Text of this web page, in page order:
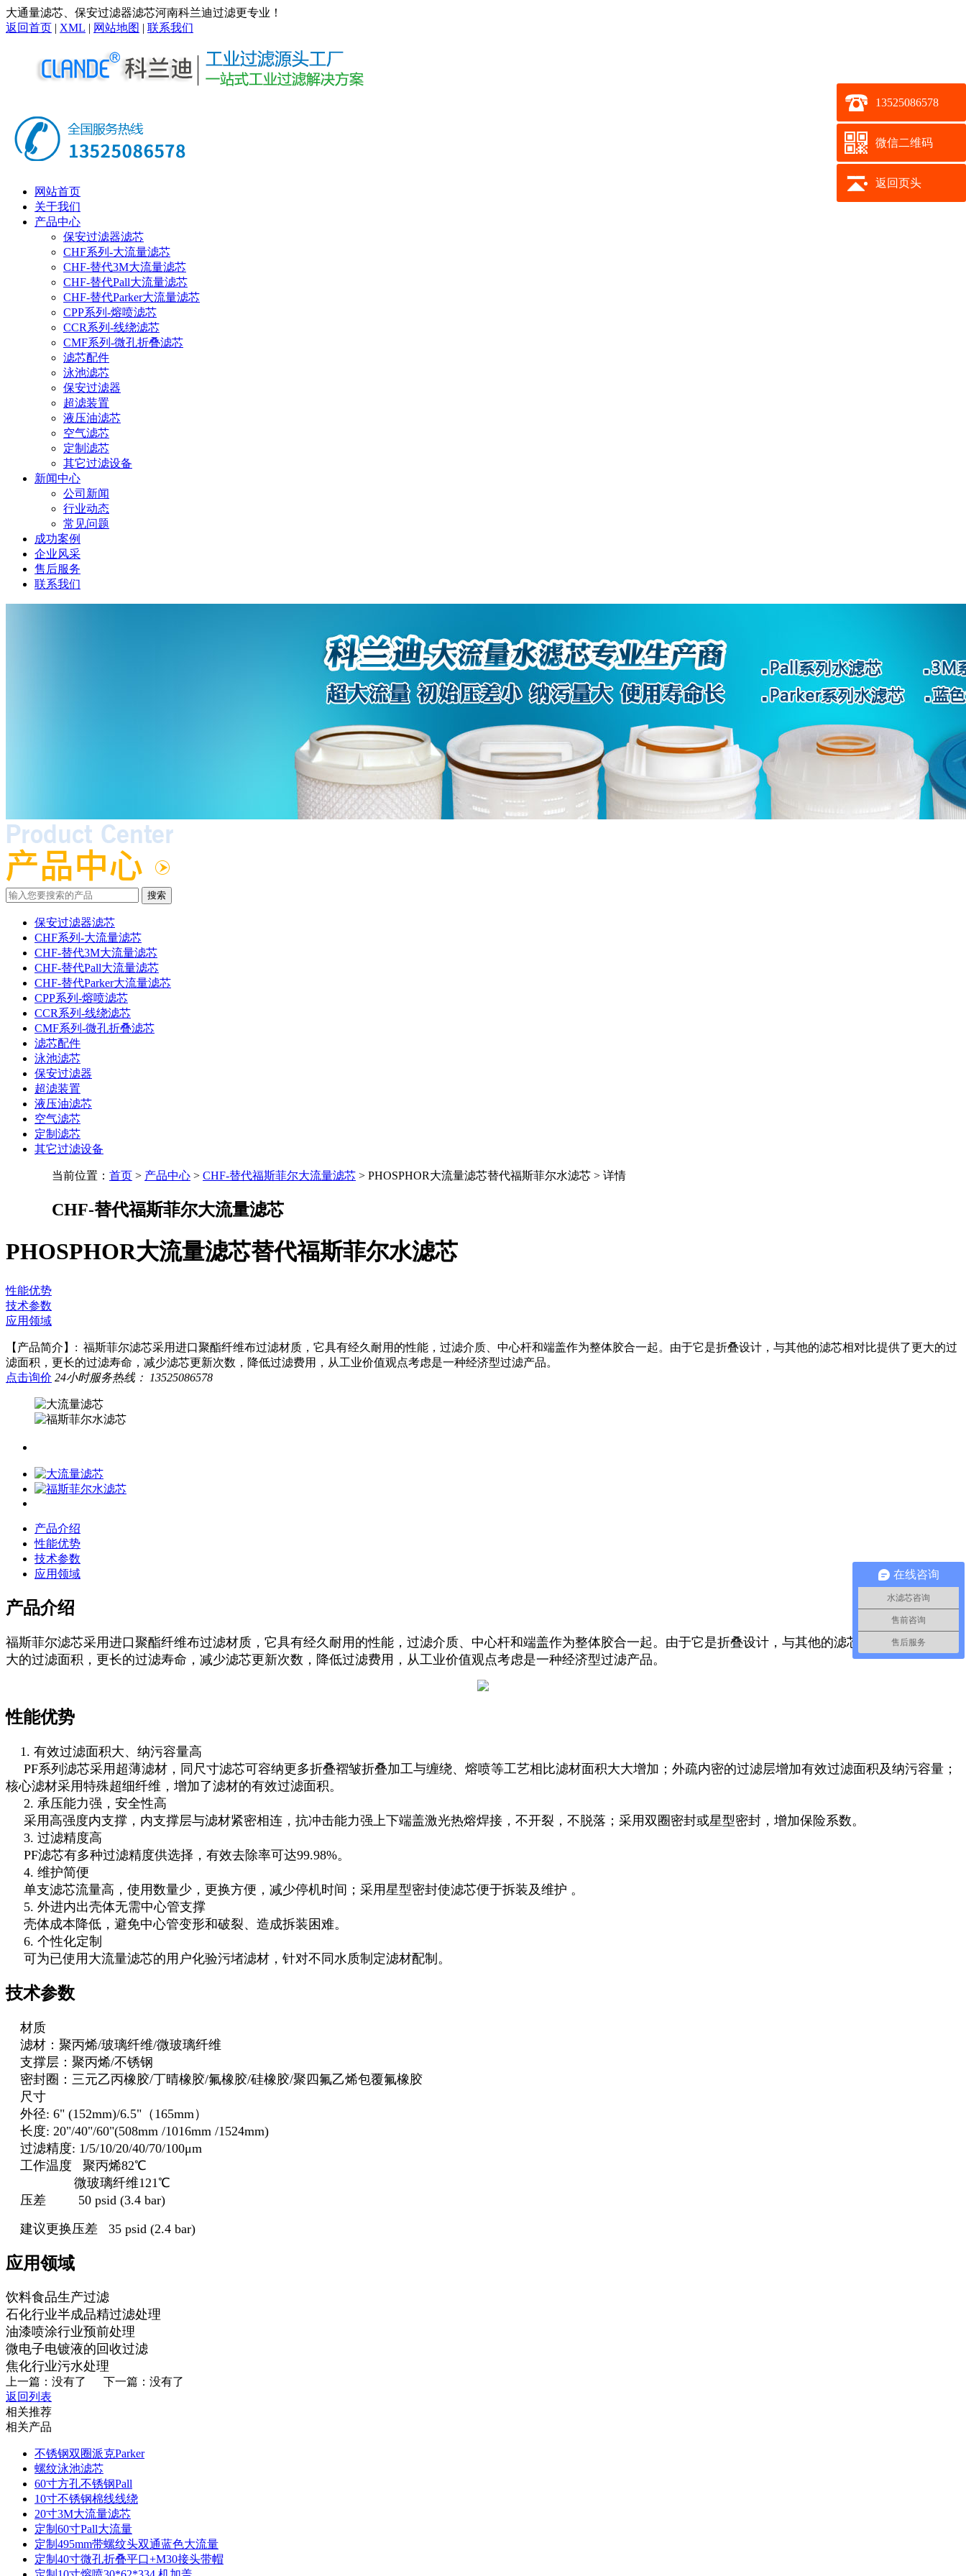
大通量滤芯、保安过滤器滤芯河南科兰迪过滤更专业！
返回首页 | XML | 网站地图 | 联系我们
网站首页
关于我们
产品中心
保安过滤器滤芯
CHF系列-大流量滤芯
CHF-替代3M大流量滤芯
CHF-替代Pall大流量滤芯
CHF-替代Parker大流量滤芯
CPP系列-熔喷滤芯
CCR系列-线绕滤芯
CMF系列-微孔折叠滤芯
滤芯配件
泳池滤芯
保安过滤器
超滤装置
液压油滤芯
空气滤芯
定制滤芯
其它过滤设备
新闻中心
公司新闻
行业动态
常见问题
成功案例
企业风采
售后服务
联系我们
保安过滤器滤芯
CHF系列-大流量滤芯
CHF-替代3M大流量滤芯
CHF-替代Pall大流量滤芯
CHF-替代Parker大流量滤芯
CPP系列-熔喷滤芯
CCR系列-线绕滤芯
CMF系列-微孔折叠滤芯
滤芯配件
泳池滤芯
保安过滤器
超滤装置
液压油滤芯
空气滤芯
定制滤芯
其它过滤设备
当前位置： 首页 > 产品中心 > CHF-替代福斯菲尔大流量滤芯 > PHOSPHOR大流量滤芯替代福斯菲尔水滤芯 > 详情
CHF-替代福斯菲尔大流量滤芯
PHOSPHOR大流量滤芯替代福斯菲尔水滤芯
性能优势
技术参数
应用领域
【产品简介】: 福斯菲尔滤芯采用进口聚酯纤维布过滤材质，它具有经久耐用的性能，过滤介质、中心杆和端盖作为整体胶合一起。由于它是折叠设计，与其他的滤芯相对比提供了更大的过
滤面积，更长的过滤寿命，减少滤芯更新次数，降低过滤费用，从工业价值观点考虑是一种经济型过滤产品。
点击询价 24小时服务热线： 13525086578
产品介绍
性能优势
技术参数
应用领域
产品介绍
福斯菲尔滤芯采用进口聚酯纤维布过滤材质，它具有经久耐用的性能，过滤介质、中心杆和端盖作为整体胶合一起。由于它是折叠设计，与其他的滤芯相对比提供了更
大的过滤面积，更长的过滤寿命，减少滤芯更新次数，降低过滤费用，从工业价值观点考虑是一种经济型过滤产品。
性能优势
1. 有效过滤面积大、纳污容量高
PF系列滤芯采用超薄滤材，同尺寸滤芯可容纳更多折叠褶皱折叠加工与缠绕、熔喷等工艺相比滤材面积大大增加；外疏内密的过滤层增加有效过滤面积及纳污容量；
核心滤材采用特殊超细纤维，增加了滤材的有效过滤面积。
2. 承压能力强，安全性高
采用高强度内支撑，内支撑层与滤材紧密相连，抗冲击能力强上下端盖激光热熔焊接，不开裂，不脱落；采用双圈密封或星型密封，增加保险系数。
3. 过滤精度高
PF滤芯有多种过滤精度供选择，有效去除率可达99.98%。
4. 维护简便
单支滤芯流量高，使用数量少，更换方便，减少停机时间；采用星型密封使滤芯便于拆装及维护 。
5. 外进内出壳体无需中心管支撑
壳体成本降低，避免中心管变形和破裂、造成拆装困难。
6. 个性化定制
可为已使用大流量滤芯的用户化验污堵滤材，针对不同水质制定滤材配制。
技术参数
材质
滤材：聚丙烯/玻璃纤维/微玻璃纤维
支撑层：聚丙烯/不锈钢
密封圈：三元乙丙橡胶/丁晴橡胶/氟橡胶/硅橡胶/聚四氟乙烯包覆氟橡胶
尺寸
外径: 6" (152mm)/6.5"（165mm）
长度: 20"/40"/60"(508mm /1016mm /1524mm)
过滤精度: 1/5/10/20/40/70/100μm
工作温度 聚丙烯82℃
微玻璃纤维121℃
压差 50 psid (3.4 bar)
建议更换压差 35 psid (2.4 bar)
应用领域
饮料食品生产过滤
石化行业半成品精过滤处理
油漆喷涂行业预前处理
微电子电镀液的回收过滤
焦化行业污水处理
上一篇： 没有了 下一篇： 没有了
返回列表
相关推荐
相关产品
不锈钢双圈派克Parker
螺纹泳池滤芯
60寸方孔不锈钢Pall
10寸不锈钢棉线线绕
20寸3M大流量滤芯
定制60寸Pall大流量
定制495mm带螺纹头双通蓝色大流量
定制40寸微孔折叠平口+M30接头带帽
13525086578
微信二维码
返回页头
在线咨询
水滤芯咨询
售前咨询
售后服务